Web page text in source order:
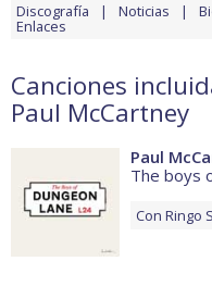
Discografía Noticias
Enlaces
Canciones
Paul McCartney
Paul
The boys
Con Ringo